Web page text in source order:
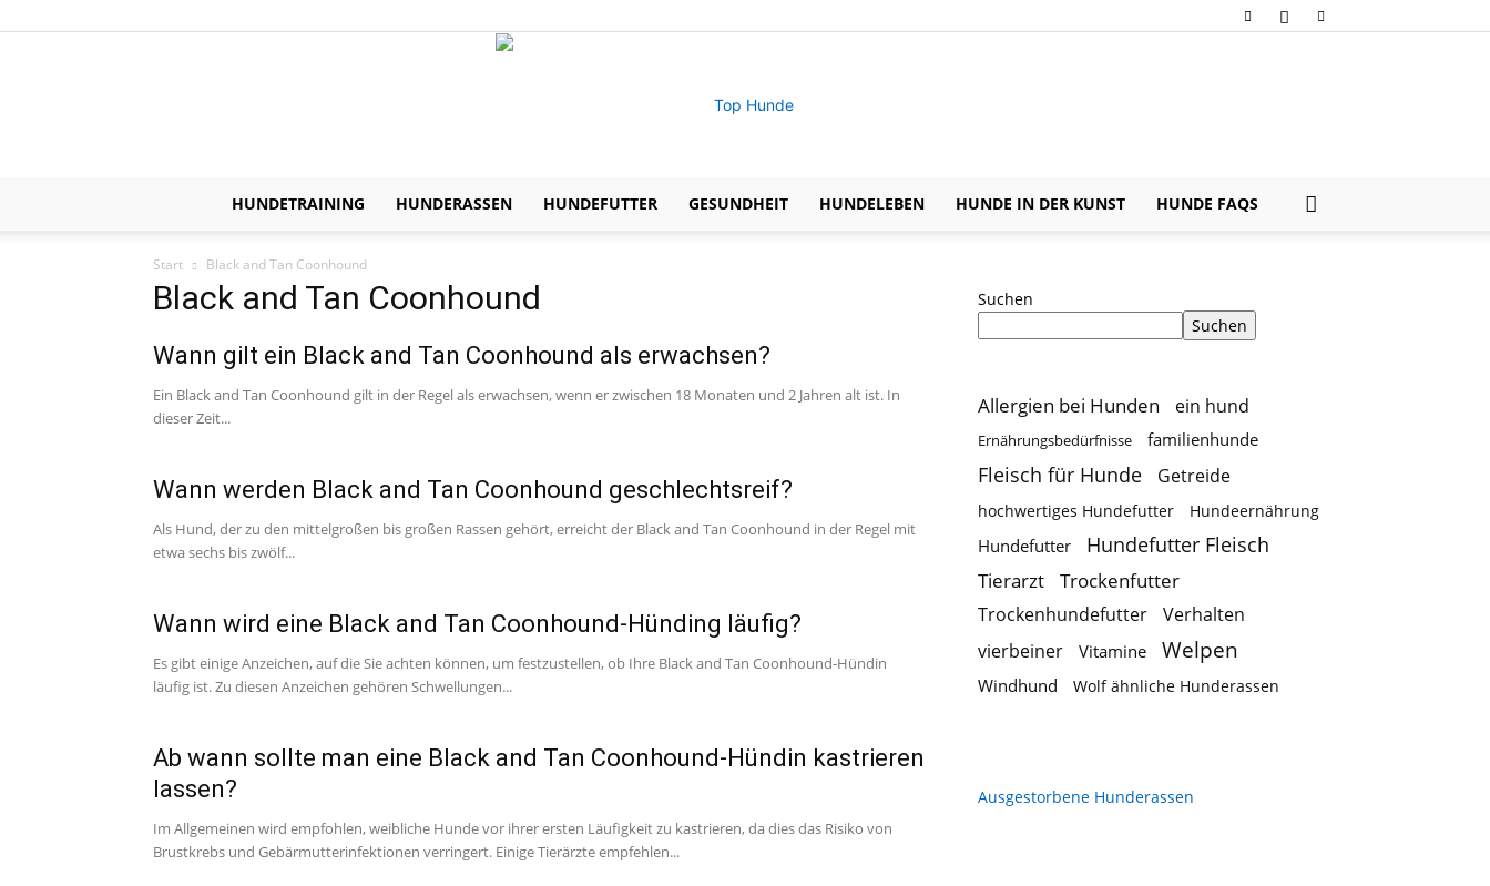
zu
Hundeernährung,
und
HUNDETRAINING HUNDERASSEN HUNDEFUTTER GESUNDHEIT HUNDELEBEN HUNDE IN DER KUNST HUNDE FAQS
Start Black and Tan Coonhound
Black and Tan Coonhound
Wann gilt ein Black and Tan Coonhound als erwachsen?
Ein Black and Tan Coonhound gilt in der Regel als erwachsen, wenn er zwischen 18 Monaten und 2 Jahren alt ist. In
dieser Zeit...
Wann werden Black and Tan Coonhound geschlechtsreif?
Als Hund, der zu den mittelgroßen bis großen Rassen gehört, erreicht der Black and Tan Coonhound in der Regel mit
etwa sechs bis zwölf...
Wann wird eine Black and Tan Coonhound-Hünding läufig?
Es gibt einige Anzeichen, auf die Sie achten können, um festzustellen, ob Ihre Black and Tan Coonhound-Hündin
läufig ist. Zu diesen Anzeichen gehören Schwellungen...
Ab wann sollte man eine Black and Tan Coonhound-Hündin kastrieren
lassen?
Im Allgemeinen wird empfohlen, weibliche Hunde vor ihrer ersten Läufigkeit zu kastrieren, da dies das Risiko von
Brustkrebs und Gebärmutterinfektionen verringert. Einige Tierärzte empfehlen...
Suchen
Suchen
Allergien bei Hunden ein hund
Ernährungsbedürfnisse familienhunde
Fleisch für Hunde Getreide
hochwertiges Hundefutter Hundeernährung
Hundefutter Hundefutter Fleisch
Tierarzt Trockenfutter
Trockenhundefutter
Verhalten
vierbeiner
Vitamine Welpen
Windhund Wolf ähnliche Hunderassen
Ausgestorbene Hunderassen